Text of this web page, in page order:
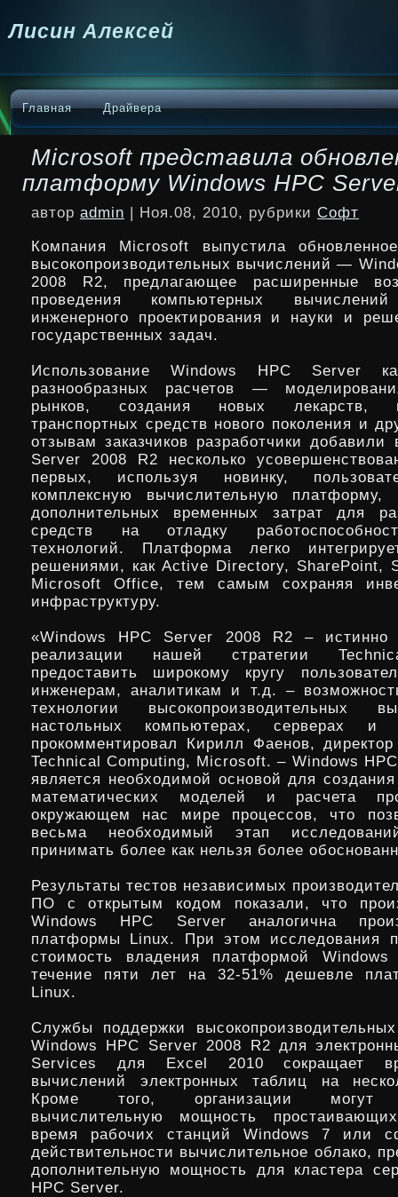
Лисин Алексей
Главная Драйвера
Microsoft представила
платформу Windows HPC
автор admin | Ноя.08, 2010, рубрики Софт
Компания Microsoft выпустила
высокопроизводительных вычислений —
2008 R2, предлагающее расширенные
проведения компьютерных
инженерного проектирования и науки и
государственных задач.
Использование Windows HPC Server
разнообразных расчетов —
рынков, создания новых лекарств,
транспортных средств нового поколения и
отзывам заказчиков разработчики добавили
Server 2008 R2 несколько
первых, используя новинку,
комплексную вычислительную
дополнительных временных затрат для
средств на отладку
технологий. Платформа легко
решениями, как Active Directory, SharePoint,
Microsoft Office, тем самым сохраняя
инфраструктуру.
«Windows HPC Server 2008 R2 –
реализации нашей стратегии
предоставить широкому кругу
инженерам, аналитикам и т.д. –
технологии высокопроизводительных
настольных компьютерах, серверах
прокомментировал Кирилл Фаенов, директор
Technical Computing, Microsoft. – Windows
является необходимой основой для
математических моделей и расчета
окружающем нас мире процессов, что
весьма необходимый этап
принимать более как нельзя более
Результаты тестов независимых
ПО с открытым кодом показали, что
Windows HPC Server аналогична
платформы Linux. При этом исследования
стоимость владения платформой
течение пяти лет на 32-51% дешевле
Linux.
Службы поддержки
Windows HPC Server 2008 R2 для
Services для Excel 2010 сокращает
вычислений электронных таблиц на
Кроме того, организации могут
вычислительную мощность
время рабочих станций Windows 7 или
действительности вычислительное облако,
дополнительную мощность для кластера
HPC Server.